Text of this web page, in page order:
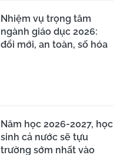
Nhiệm vụ trọng tâm
ngành giáo dục 2026:
đổi mới, an toàn, số hóa
Năm học 2026-2027, học
sinh cả nước sẽ tựu
trường sớm nhất vào